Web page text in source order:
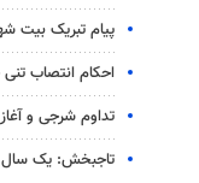
پیام تبریک بیت
احکام انتصاب
تداوم شرجی و آغاز موج گرمای
تاجبخش: یک سال